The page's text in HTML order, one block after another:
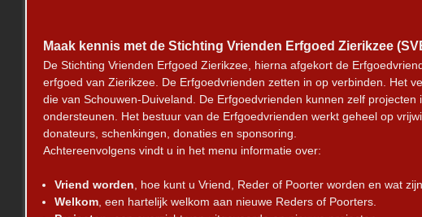
Maak kennis met de Stichting Vrienden Erfgoed Zierikzee
De Stichting Vrienden Erfgoed Zierikzee, hierna afgekort de
erfgoed van Zierikzee. De Erfgoedvrienden zetten in op verbinden. Het
die van Schouwen-Duiveland. De Erfgoedvrienden kunnen zelf
ondersteunen. Het bestuur van de Erfgoedvrienden werkt geheel op
donateurs, schenkingen, donaties en sponsoring.
Achtereenvolgens vindt u in het menu informatie over:
Vriend worden , hoe kunt u Vriend, Reder of Poorter worden en wat
Welkom , een hartelijk welkom aan nieuwe Reders of Poorters.